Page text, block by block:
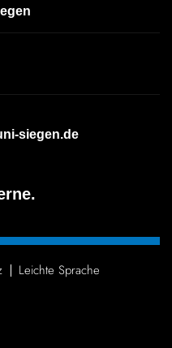
siegen.de
Leichte Sprache